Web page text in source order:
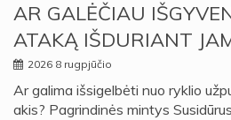
AR GALĖČIAU
ATAKĄ IŠDURIANT
2026 8 rugpjūčio
Ar galima išsigelbėti nuo ryklio
akis? Pagrindinės mintys